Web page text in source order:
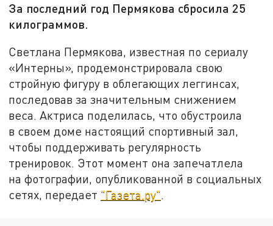
За последний год Пермякова сбросила 25
килограммов.
Светлана Пермякова, известная по сериалу
«Интерны», продемонстрировала свою
стройную фигуру в облегающих леггинсах,
последовав за значительным снижением
веса. Актриса поделилась, что обустроила
в своем доме настоящий спортивный зал,
чтобы поддерживать регулярность
тренировок. Этот момент она запечатлела
на фотографии, опубликованной в социальных
сетях, передает "Газета.ру".